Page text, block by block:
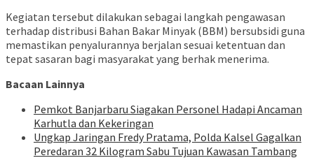
Kegiatan tersebut dilakukan sebagai langkah pengawasan
terhadap distribusi Bahan Bakar Minyak (BBM) bersubsidi guna
memastikan penyalurannya berjalan sesuai ketentuan dan
tepat sasaran bagi masyarakat yang berhak menerima.
Bacaan Lainnya
Pemkot Banjarbaru Siagakan Personel Hadapi Ancaman
Karhutla dan Kekeringan
Ungkap Jaringan Fredy Pratama, Polda Kalsel Gagalkan
Peredaran 32 Kilogram Sabu Tujuan Kawasan Tambang